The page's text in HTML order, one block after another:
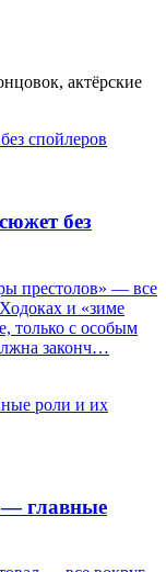
актёрские
без
престолов» — все
и «зиме
только с особым
законч…
— главные